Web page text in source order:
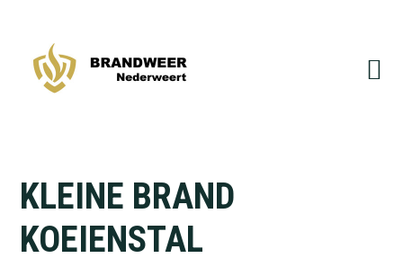
hoofdnavigatie
hoofd
KLEINE BRAND
KOEIENSTAL